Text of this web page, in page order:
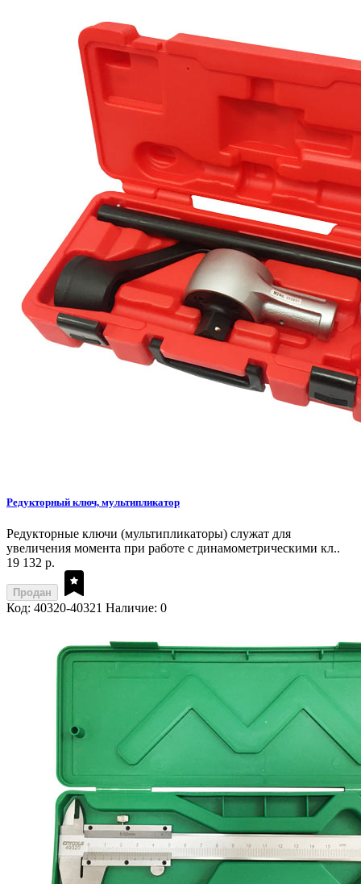
Редукторный ключ, мультипликатор
Редукторные ключи (мультипликаторы) служат для
увеличения момента при работе с динамометрическими кл..
19 132 р.
Продан
Код: 40320-40321 Наличие: 0